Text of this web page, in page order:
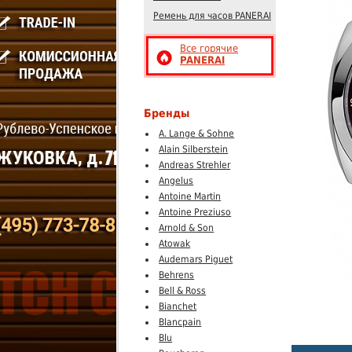
Ремень для часов PANERAI
Все горячие
PANERAI
Бренды
A. Lange & Sohne
Alain Silberstein
Andreas Strehler
Angelus
Antoine Martin
Antoine Preziuso
Arnold & Son
Atowak
Audemars Piguet
Behrens
Bell & Ross
Bianchet
Blancpain
Blu